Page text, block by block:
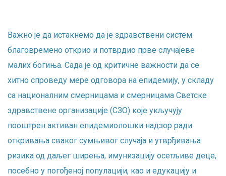
Важно је да истакнемо да је здравствени систем
благовремено открио и потврдио прве случајеве
малих богиња. Сада је од критичне важности да се
хитно спроведу мере одговора на епидемију, у складу
са националним смерницама и смерницама Светскe
здравственe организацијe (СЗО) које укључују
пооштрен активан епидемиолошки надзор ради
откривања сваког сумњивог случаја и утврђивања
ризика од даљег ширења, имунизацију осетљиве деце,
посебно у погођеној популацији, као и едукацију и